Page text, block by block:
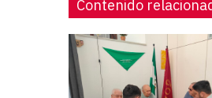
Contenido